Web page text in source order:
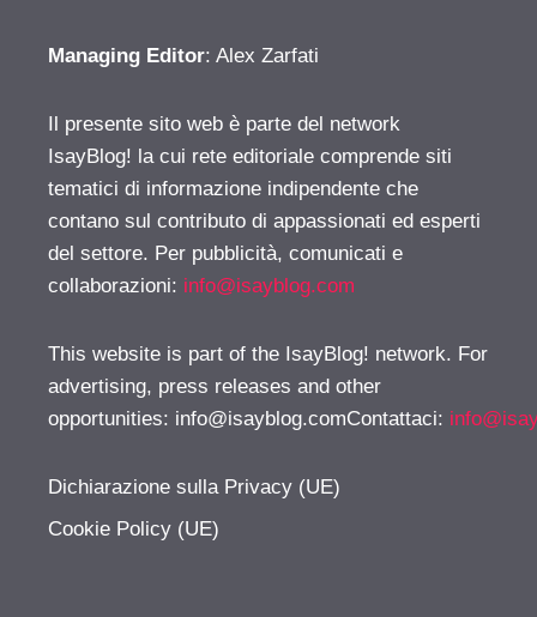
Managing Editor: Alex Zarfati
Il presente sito web è parte del network
IsayBlog! la cui rete editoriale comprende siti
tematici di informazione indipendente che
contano sul contributo di appassionati ed esperti
del settore. Per pubblicità, comunicati e
collaborazioni: info@isayblog.com
This website is part of the IsayBlog! network. For
advertising, press releases and other
opportunities: info@isayblog.comContattaci:
Dichiarazione sulla Privacy (UE)
Cookie Policy (UE)